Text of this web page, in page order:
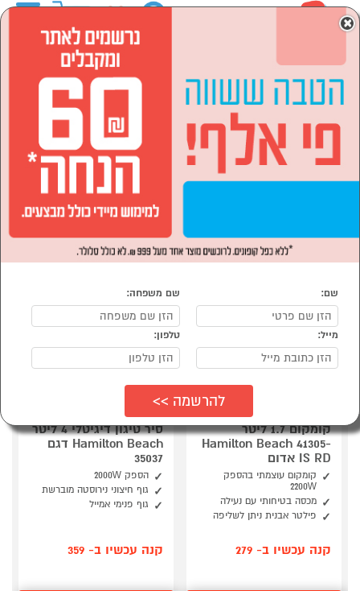
מוצרי חשמל
הסתר רשימת קטגוריות
מוצרי חשמל לבית (24) מכונות קפה ומוצריו (2)
מוצרי חשמל Hamilton Beach המילטון ביץ'
נמצאו 26 מוצרי מוצרי חשמל של Hamilton Beach
קומקום 1.7 ליטר
Hamilton Beach 41305-
IS RD אדום
קומקום עוצמתי בהספק
2200W
מכסה בטיחותי עם נעילה
פילטר אבנית ניתן לשליפה
קנה עכשיו ב- 279
סיר טיגון דיגיטלי 4 ליטר
Hamilton Beach דגם
35037
הספק 2000W
גוף חיצוני נירוסטה מוברשת
גוף פנימי אמייל
קנה עכשיו ב- 359
×
שם: שם משפחה:
מייל: טלפון: